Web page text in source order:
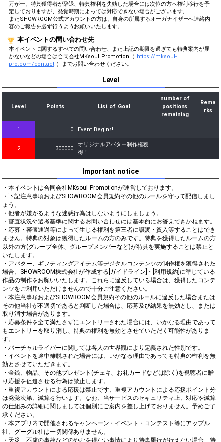
万が一、特典獲得者が辞退、特典権利を失効した場合には次位の方へ権利移行を予
定しておりますが、発覚時期によっては対応できない場合がございます。
またSHOWROOM公式アカウントの方は、自身の所属するオーガナイザーへ連絡内
容のご報告を必ず行うようお願いいたします。
本イベントの問い合わせ先
本イベントに関するすべての問い合わせ、また上記の期限を過ぎても特典案内が届
かないなどの場合は合同会社MKsoul Promotion（ https://mksoul-
pro.com/contact ）までお問い合わせください。
Level
Level Points List of Goal
number of
positions
remaining
Rema
rks
1 0 Event Begins!
2 300000
オリジナルアバター制作権獲
得！
Important notice
・本イベントは合同会社MKsoul Promotionが運営しております。
・下記注意事項およびSHOWROOM会員規約その他のルールを守って配信しまし
ょう。
・他者が嫌がるような迷惑行為はしないようにしましょう。
・審査状況や選考基準に関するお問い合わせには基本的にお答えできかねます。
・応募・審査通過等によって生じる権利を第三者に譲渡・質入等することはでき
ません。特典の対象は獲得したルームの方のみです。特典を獲得したルームの方
以外の方(グループ全体、グループメンバーなど)が特典を実施することは禁止と
いたします。
・アバター、ギフティングアイテム等デジタルコンテンツの制作権を獲得された
場合、SHOWROOM株式会社が作成する[ガイドライン]・[利用規約]に準じている
作品の制作をお願いいたします。これらに違反している場合は、獲得したコンテ
ンツをご利用いただけませんので十分ご注意ください。
・本注意事項およびSHOWROOM会員規約その他のルールに違反した場合または
その他当社が不適切であると判断した場合は、応募及び結果を無効とし、または
取り消す場合があります。
・応募条件を全て満たさずにエントリーされた場合には、いかなる理由であって
もエントリーを取り消し、特典の権利を無効とさせていただく可能性がありま
す。
・バーチャルライバーに関しては各人の世界観により定義された性別です。
・イベントを途中離脱された場合には、いかなる理由であっても特典の権利を無
効とさせていただきます。
・金銭、物品、その他プレゼント(チェキ、お礼カードなどは除く)を視聴者に贈
り応援を促進させる行為は禁止します。
・重複アカウントによる応援は禁止です。重複アカウントによる応援ポイント分
は発覚次第、減算を行います。なお、当サービスのセキュリティ上、対応や減算
の仕組みの詳細に関しましては個別にご案内を差し上げておりません。予めご了
承ください。
・本アプリ内で開催されるキャンペーン・イベント・コンテスト等にアップル
社、グーグル社は一切関係ありません。
・天災、不慮の事故などのやむを得ない事情により特典履行が行えない場合、特